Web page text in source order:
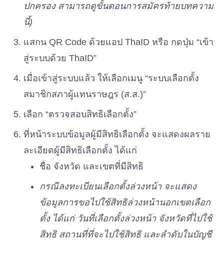
เบอร์ 35
เบอร์ 36 พรรคเพื่อชาติไทย
เบอร์ 37 พรรคพลังประชารัฐ
เบอร์ 38 พรรคเพื่อไทรวมพลัง
เบอร์ 39
ปกครอง สามารถดูขั้นตอนการสมัครท้ายบทความ
นี้)
แสกน QR Code ด้วยแอป ThaID หรือ กดปุ่ม “เข้า
สู่ระบบด้วย ThaID”
เมื่อเข้าสู่ระบบแล้ว ให้เลือกเมนู “ระบบเลือกตั้ง
สมาชิกสภาผู้แทนราษฎร (ส.ส.)”
เลือก “ตรวจสอบสิทธิเลือกตั้ง”
ที่หน้าระบบข้อมูลผู้มีสิทธิเลือกตั้ง จะแสดงผลราย
ละเอียดผู้มีสิทธิเลือกตั้ง ได้แก่
ชื่อ จังหวัด และเขตที่มีสิทธิ
กรณีลงทะเบียนเลือกตั้งล่วงหน้า จะแสดง
ข้อมูลการขอไปใช้สิทธิล่วงหน้านอกเขตเลือก
ตั้ง ได้แก่ วันที่เลือกตั้งล่วงหน้า จังหวัดที่ไปใช้
สิทธิ สถานที่ที่จะไปใช้สิทธิ และลำดับในบัญชี